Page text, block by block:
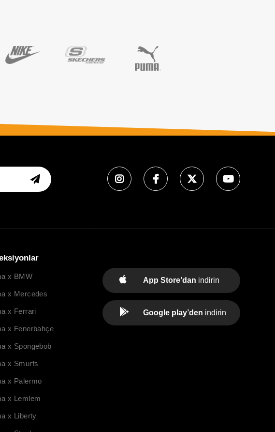
x BMW
x Mercedes
x Ferrari
x Fenerbahçe
x Spongebob
x Smurfs
x Palermo
x Lemlem
x Liberty
App Store’dan indirin
Google play’den indirin